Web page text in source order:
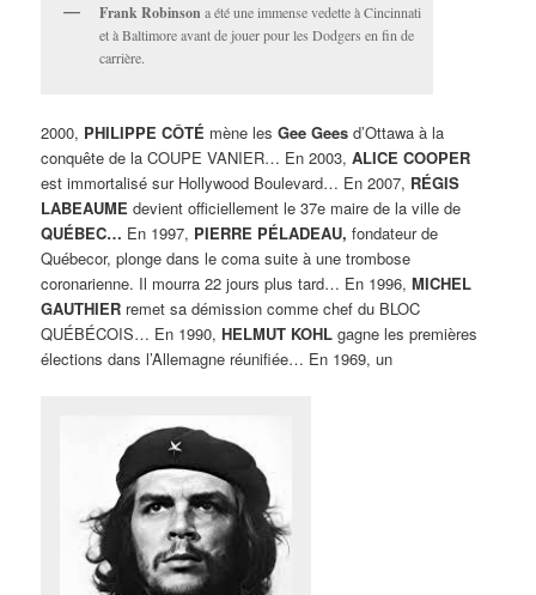
Frank Robinson a été une immense vedette à Cincinnati
et à Baltimore avant de jouer pour les Dodgers en fin de
carrière.
2000, PHILIPPE CÔTÉ mène lesGee Gees d’Ottawa à la
conquête de la COUPE VANIER… En 2003,ALICE COOPER
est immortalisé sur Hollywood Boulevard… En 2007, RÉGIS
LABEAUME devient officiellement le 37e maire de la ville de
QUÉBEC… En 1997, PIERRE PÉLADEAU, fondateur de
Québecor, plonge dans le coma suite à une trombose
coronarienne. Il mourra 22 jours plus tard… En 1996,MICHEL
GAUTHIER remet sa démission comme chef du BLOC
QUÉBÉCOIS… En 1990,HELMUT KOHL gagne les premières
élections dans l’Allemagne réunifiée… En 1969, un